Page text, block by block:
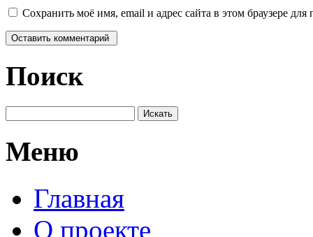
Сохранить моё имя, email и адрес сайта в этом браузере
Поиск
Меню
Главная
О проекте